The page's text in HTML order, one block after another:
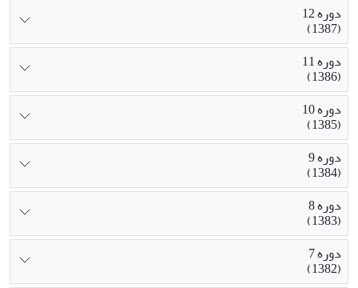
دوره 12
(1387)
دوره 11
(1386)
دوره 10
(1385)
دوره 9
(1384)
دوره 8
(1383)
دوره 7
(1382)